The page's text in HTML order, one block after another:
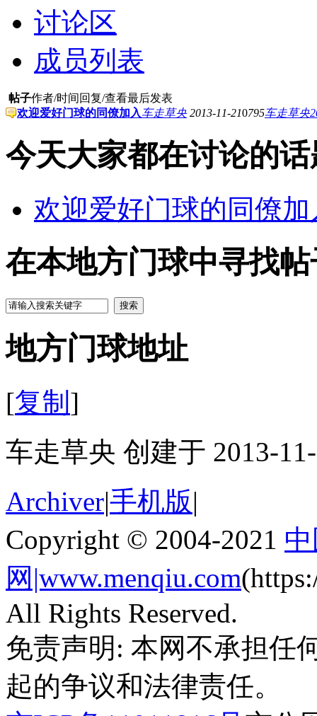
讨论区
成员列表
帖子作者/时间 回复/查看最后发表
欢迎爱好门球的同僚加入车走草央 2013-11-210795车走草央
今天大家都在讨论的话
欢迎爱好门球的同僚加
在本地方门球中寻找帖
搜索
地方门球地址
[复制 ]
车走草央 创建于 2013-
Archiver|手机版|
Copyright © 2004-2021
网|www.menqiu.com
All Rights Reserved.
免责声明: 本网不承担任
起的争议和法律责任。